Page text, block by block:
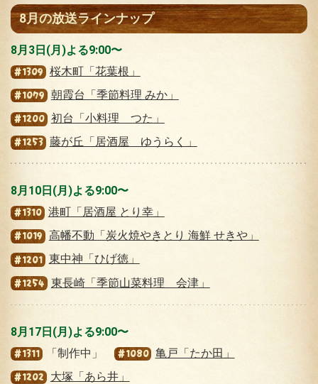
8月の放送ラインナップ
8月3日(月)よる9:00〜
#1309 桜木町「花葉根」
#1079 朝霞台「季節料理 みか」
#1200 初台「小料理 つた」
#1253 藤が丘「居酒屋 ゆうらく」
8月10日(月)よる9:00〜
#1310 港町「居酒屋 とり幸」
#1019 高幡不動「炭火焼やきとり 海鮮 せきや」
#1201 東中神「ひげ徳」
#1254 東長崎「季節山菜料理 会津」
8月17日(月)よる9:00〜
#1311
「制作中」 #1080 亀戸「たか田」
#1202 大塚「あら井」